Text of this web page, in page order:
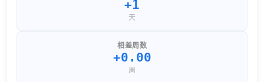
+1
天
相差周数
+0.00
周